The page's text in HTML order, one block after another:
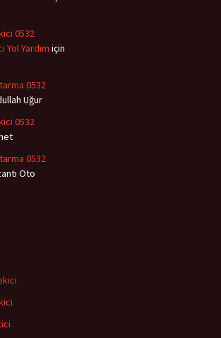
0532
Yol Yardım için
0532
Uğur
0532
0532
Oto